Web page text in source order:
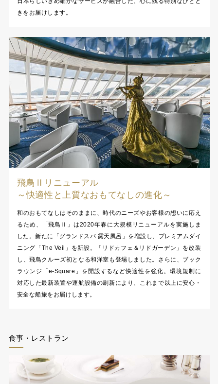
きをお届けします。
飛鳥Ⅱリニューアル
～快適性と上質なおもてなしの進化～
和のおもてなしはそのままに、時代のニーズやお客様の想いに応え
るため、「飛鳥Ⅱ」は2020年春に大規模リニューアルを実施しま
した。新たに「グランドスパ 露天風呂」を増設し、プレミアムダイ
ニング「The Veil」を新設。「リドカフェ＆リドガーデン」を改装
し、飛鳥クルーズ初となる和洋室も登場しました。さらに、ブック
ラウンジ「e-Square」を開設するなど快適性を強化。環境規制に
対応した最新装置や運航設備の刷新により、これまで以上に安心・
安全な船旅をお届けします。
食事・レストラン